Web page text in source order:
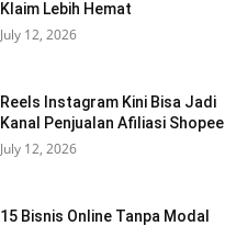
Klaim Lebih Hemat
July 12, 2026
Reels Instagram Kini Bisa Jadi
Kanal Penjualan Afiliasi Shopee
July 12, 2026
15 Bisnis Online Tanpa Modal